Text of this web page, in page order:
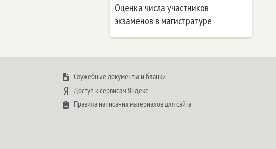
Оценка числа участников
экзаменов в магистратуре
Служебные документы и бланки
Доступ к сервисам Яндекс
Правила написания материалов для сайта